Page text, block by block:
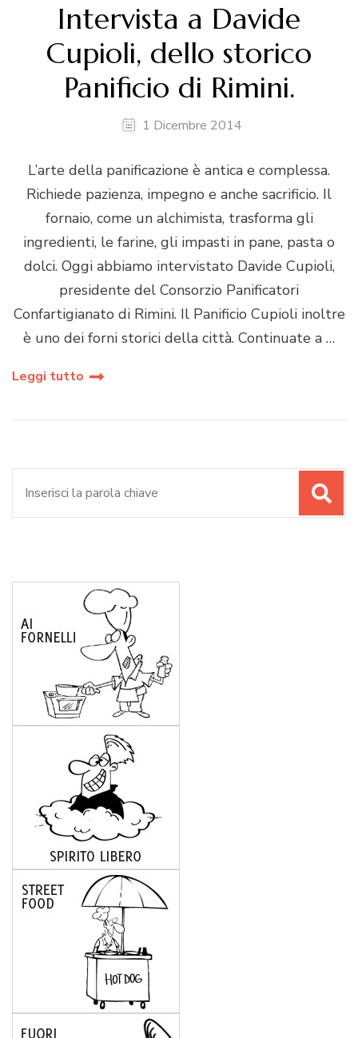
Intervista a Davide
Cupioli, dello storico
Panificio di Rimini.
1 Dicembre 2014
L’arte della panificazione è antica e complessa.
Richiede pazienza, impegno e anche sacrificio. Il
fornaio, come un alchimista, trasforma gli
ingredienti, le farine, gli impasti in pane, pasta o
dolci. Oggi abbiamo intervistato Davide Cupioli,
presidente del Consorzio Panificatori
Confartigianato di Rimini. Il Panificio Cupioli inoltre
è uno dei forni storici della città. Continuate a …
Leggi tutto